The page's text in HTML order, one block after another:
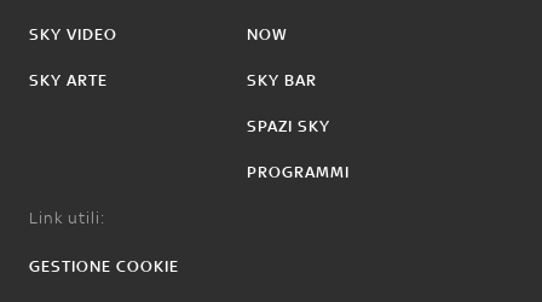
SKY VIDEO
SKY ARTE
NOW
SKY BAR
SPAZI SKY
PROGRAMMI
Link utili:
GESTIONE COOKIE